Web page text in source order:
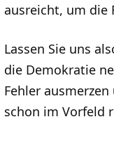
ausreicht, um die
Lassen Sie uns
die Demokratie
Fehler
schon im Vorfeld